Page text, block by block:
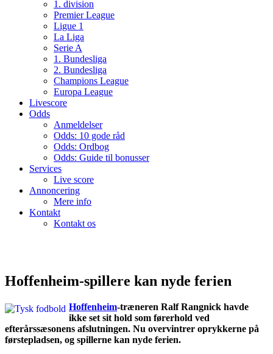
1. division
Premier League
Ligue 1
La Liga
Serie A
1. Bundesliga
2. Bundesliga
Champions League
Europa League
Livescore
Odds
Anmeldelser
Odds: 10 gode råd
Odds: Ordbog
Odds: Guide til bonusser
Services
Live score
Annoncering
Mere info
Kontakt
Kontakt os
Hoffenheim-spillere kan nyde ferien
Hoffenheim-træneren Ralf Rangnick havde
ikke set sit hold som førerhold ved
efterårssæsonens afslutningen. Nu overvintrer oprykkerne på
førstepladsen, og spillerne kan nyde ferien.